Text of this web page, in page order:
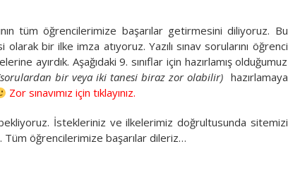
tüm öğrencilerimize başarılar getirmesini diliyoruz. Bu
bir ilke imza atıyoruz. Yazılı sınav sorularını öğrenci
ayırdık. Aşağıdaki 9. sınıflar için hazırlamış olduğumuz
bir veya iki tanesi biraz zor olabilir) hazırlamaya
Zor sınavımız için tıklayınız.
bekliyoruz. İstekleriniz ve ilkelerimiz doğrultusunda sitemizi
öğrencilerimize başarılar dileriz…